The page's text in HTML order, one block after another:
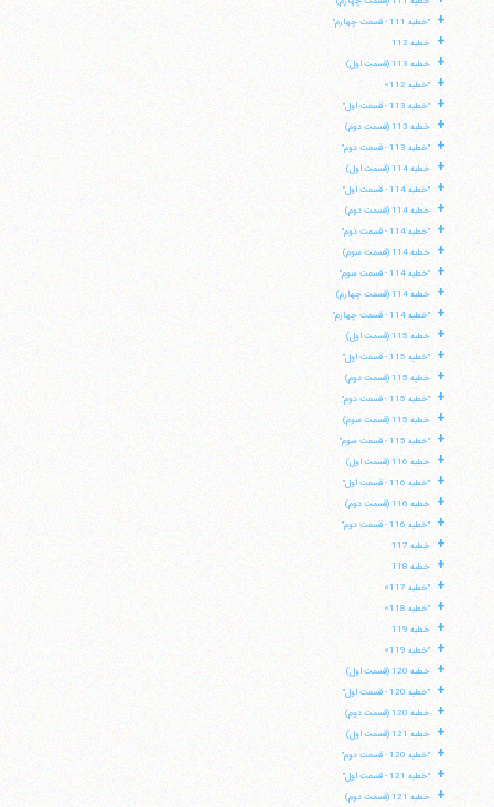
+ "خطبه 111 - قسمت چهارم"
+ خطبه 112
+ خطبه 113 (قسمت اول)
+ "خطبه 112»
+ "خطبه 113 - قسمت اول"
+ خطبه 113 (قسمت دوم)
+ "خطبه 113 - قسمت دوم"
+ خطبه 114 (قسمت اول)
+ "خطبه 114 - قسمت اول"
+ خطبه 114 (قسمت دوم)
+ "خطبه 114 - قسمت دوم"
+ خطبه 114 (قسمت سوم)
+ "خطبه 114 - قسمت سوم"
+ خطبه 114 (قسمت چهارم)
+ "خطبه 114 - قسمت چهارم"
+ خطبه 115 (قسمت اول)
+ "خطبه 115 - قسمت اول"
+ خطبه 115 (قسمت دوم)
+ "خطبه 115 - قسمت دوم"
+ خطبه 115 (قسمت سوم)
+ "خطبه 115 - قسمت سوم"
+ خطبه 116 (قسمت اول)
+ "خطبه 116 - قسمت اول"
+ خطبه 116 (قسمت دوم)
+ "خطبه 116 - قسمت دوم"
+ خطبه 117
+ خطبه 118
+ "خطبه 117»
+ "خطبه 118»
+ خطبه 119
+ "خطبه 119»
+ خطبه 120 (قسمت اول)
+ "خطبه 120 - قسمت اول"
+ خطبه 120 (قسمت دوم)
+ خطبه 121 (قسمت اول)
+ "خطبه 120 - قسمت دوم"
+ "خطبه 121 - قسمت اول"
+ خطبه 121 (قسمت دوم)